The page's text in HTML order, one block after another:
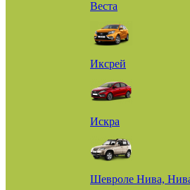
Веста
Иксрей
Искра
Шевроле Нива,